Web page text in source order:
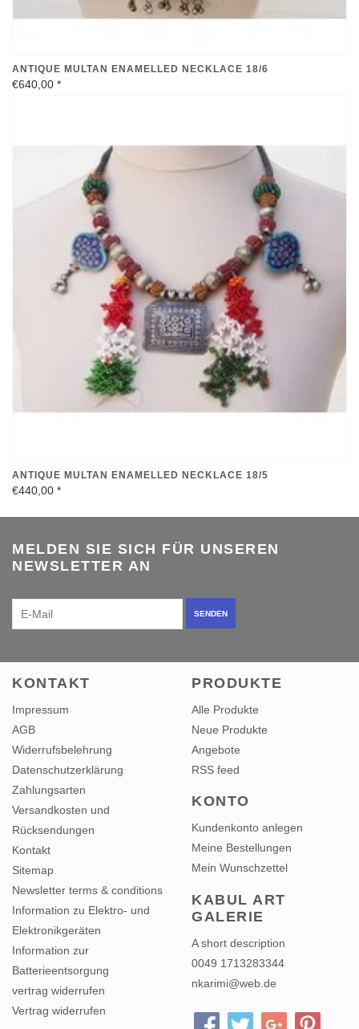
ANTIQUE MULTAN ENAMELLED NECKLACE 18/6
€640,00 *
ANTIQUE MULTAN ENAMELLED NECKLACE 18/5
€440,00 *
MELDEN SIE SICH FÜR UNSEREN
NEWSLETTER AN
SENDEN
KONTAKT
Impressum
AGB
Widerrufsbelehrung
Datenschutzerklärung
Zahlungsarten
Versandkosten und
Rücksendungen
Kontakt
Sitemap
Newsletter terms & conditions
Information zu Elektro- und
Elektronikgeräten
Information zur
Batterieentsorgung
vertrag widerrufen
Vertrag widerrufen
PRODUKTE
Alle Produkte
Neue Produkte
Angebote
RSS feed
KONTO
Kundenkonto anlegen
Meine Bestellungen
Mein Wunschzettel
KABUL ART
GALERIE
A short description
0049 1713283344
nkarimi@web.de